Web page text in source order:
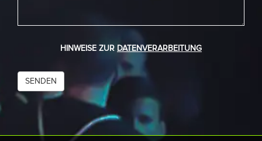
HINWEISE ZUR DATENVERARBEITUNG